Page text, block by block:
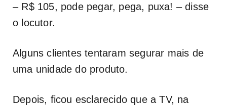
– R$ 105, pode pegar, pega, puxa! – disse
o locutor.
Alguns clientes tentaram segurar mais de
uma unidade do produto.
Depois, ficou esclarecido que a TV, na